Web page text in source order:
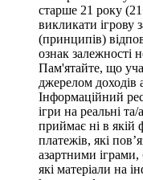
старше 21 року
викликати ігрову
(принципів)
ознак залежності
Пам'ятайте, що
джерелом доходів
Інформаційний
ігри на реальні
приймає ні в якій
платежів, які
азартними
які матеріали на